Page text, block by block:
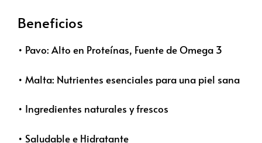
Beneficios
• Pavo: Alto en Proteínas, Fuente de Omega 3
• Malta: Nutrientes esenciales para una piel sana
• Ingredientes naturales y frescos
• Saludable e Hidratante